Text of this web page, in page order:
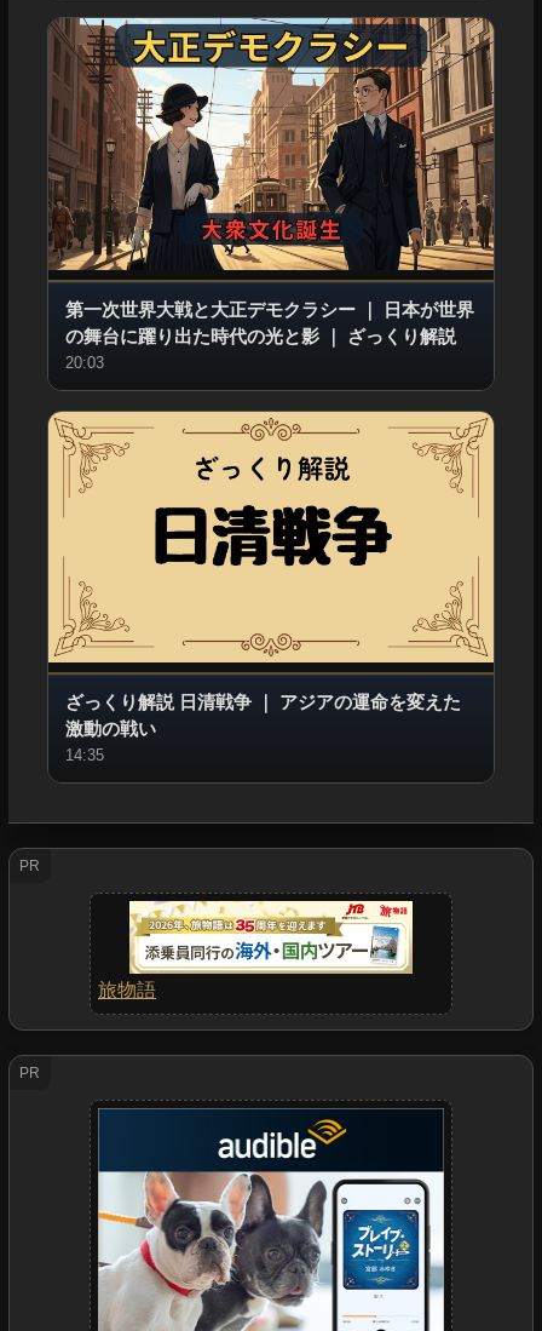
第一次世界大戦と大正デモクラシー｜
日本が世界
の舞台に躍り出た時代の光と影｜ ざっくり解説
20:03
ざっくり解説 日清戦争｜ アジアの運命を変えた
激動の戦い
14:35
PR
旅物語
PR